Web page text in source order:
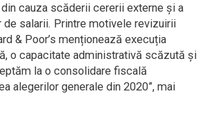
cauza scăderii cererii externe și a
salarii. Printre motivele revizuirii
& Poor’s menționează execuția
o capacitate administrativă scăzută și
la o consolidare fiscală
alegerilor generale din 2020”, mai